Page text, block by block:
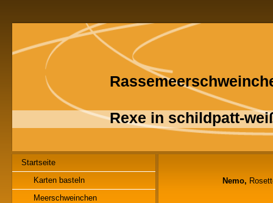
Rexe in schildpatt-
Startseite
Karten basteln
Meerschweinchen
Nemo,